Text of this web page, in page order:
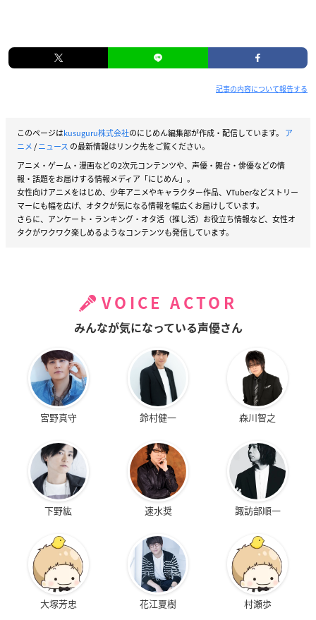
記事の内容について報告する
このページはkusuguru株式会社のにじめん編集部が作成・配信しています。 ア
ニメ/ニュース の最新情報はリンク先をご覧ください。
アニメ・ゲーム・漫画などの2次元コンテンツや、声優・舞台・俳優などの情
報・話題をお届けする情報メディア「にじめん」。
女性向けアニメをはじめ、少年アニメやキャラクター作品、VTuberなどストリー
マーにも幅を広げ、オタクが気になる情報を幅広くお届けしています。
さらに、アンケート・ランキング・オタ活（推し活）お役立ち情報など、女性オ
タクがワクワク楽しめるようなコンテンツも発信しています。
VOICE ACTOR
みんなが気になっている声優さん
宮野真守 鈴村健一 森川智之
下野紘 速水奨 諏訪部順一
大塚芳忠 花江夏樹 村瀬歩